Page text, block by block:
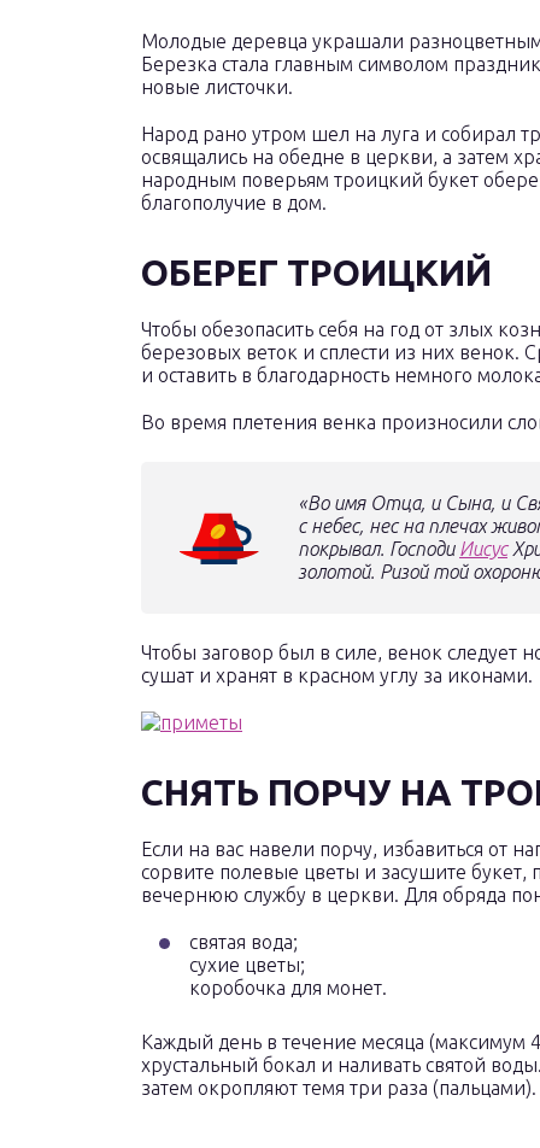
Молодые деревца украшали
Березка стала главным символом
новые листочки.
Народ рано утром шел на луга и собирал
освящались на обедне в церкви, а затем
народным поверьям троицкий букет
благополучие в дом.
ОБЕРЕГ ТРОИЦКИЙ
Чтобы обезопасить себя на год от злых
березовых веток и сплести из них венок.
и оставить в благодарность немного
Во время плетения венка произносили
«Во имя Отца, и Сына, и
с небес, нес на плечах
покрывал. Господи Иисус
золотой. Ризой той
Чтобы заговор был в силе, венок следует
сушат и хранят в красном углу за иконами.
СНЯТЬ ПОРЧУ НА
Если на вас навели порчу, избавиться от
сорвите полевые цветы и засушите
вечернюю службу в церкви. Для обряда
святая вода;
сухие цветы;
коробочка для монет.
Каждый день в течение месяца (максимум
хрустальный бокал и наливать святой
затем окропляют темя три раза